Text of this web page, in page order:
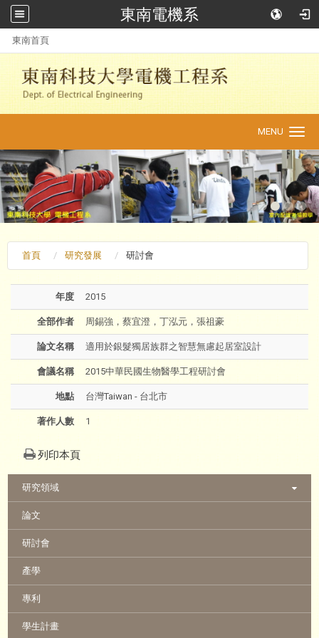
東南電機系
東南首頁
navigation
MENU
首頁 研究發展 研討會
年度 2015
全部作者 周錫強，蔡宜澄，丁泓元，張祖豪
論文名稱 適用於銀髮獨居族群之智慧無慮起居室設計
會議名稱 2015中華民國生物醫學工程研討會
地點 台灣Taiwan - 台北市
著作人數 1
列印本頁
研究領域
論文
研討會
產學
專利
學生計畫